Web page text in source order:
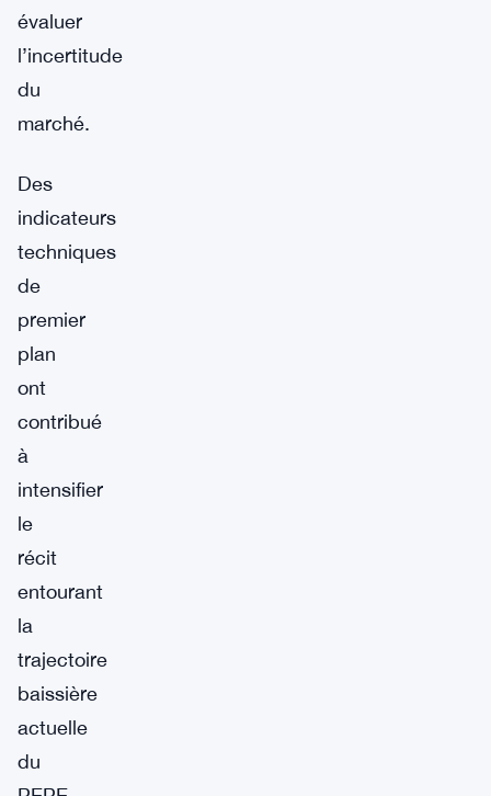
évaluer
l’incertitude
du
marché.
Des
indicateurs
techniques
de
premier
plan
ont
contribué
à
intensifier
le
récit
entourant
la
trajectoire
baissière
actuelle
du